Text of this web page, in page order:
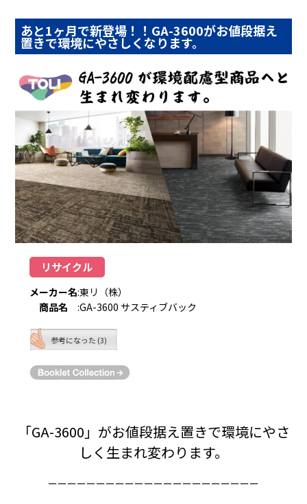
あと1ヶ月で新登場！！GA-3600がお値段据え
置きで環境にやさしくなります。
リサイクル
メーカー名:東リ（株）
商品名
:GA-3600 サスティブバック
参考になった (3)
「GA-3600」がお値段据え置きで環境にやさ
しく生まれ変わります。
ーーーーーーーーーーーーーーーーーーーーーー